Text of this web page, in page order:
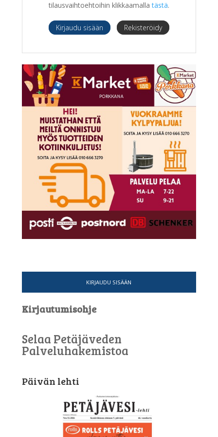
tilausvaihtoehtoihin klikkaamallatästä.
Kirjaudu sisään Rekisteröidy
KIRJAUDU SISÄÄN
Kirjautumisohje
Selaa Petäjäveden
Palveluhakemistoa
Päivän lehti